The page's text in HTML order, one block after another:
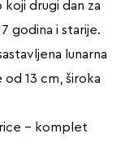
drugi dan za
godina i starije.
lunarna
od 13 cm, široka
– komplet